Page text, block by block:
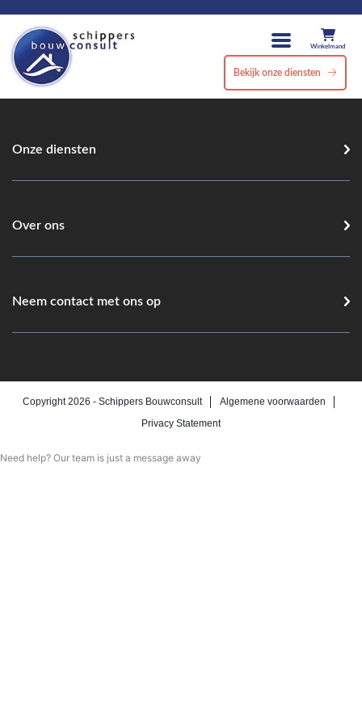
Winkelmand
Bekijk onze diensten
Onze diensten
Over ons
Neem contact met ons op
Copyright 2026 - Schippers Bouwconsult
Algemene voorwaarden
Privacy Statement
Need help? Our team is just a message away